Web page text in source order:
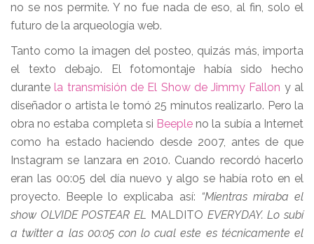
no se nos permite. Y no fue nada de eso, al fin, solo el
futuro de la arqueología web.
Tanto como la imagen del posteo, quizás más, importa
el texto debajo. El fotomontaje había sido hecho
durantela transmisión de El Show de Jimmy Fallon y al
diseñador o artista le tomó 25 minutos realizarlo. Pero la
obra no estaba completa si Beeple no la subía a Internet
como ha estado haciendo desde 2007, antes de que
Instagram se lanzara en 2010. Cuando recordó hacerlo
eran las 00:05 del día nuevo y algo se había roto en el
proyecto. Beeple lo explicaba así: “Mientras miraba el
show OLVIDE POSTEAR EL MALDITO EVERYDAY. Lo subí
a twitter a las 00:05 con lo cual este es técnicamente el